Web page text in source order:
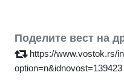
Поделите вест на
https://www.vostok.rs/
option=n&idnovost=139423